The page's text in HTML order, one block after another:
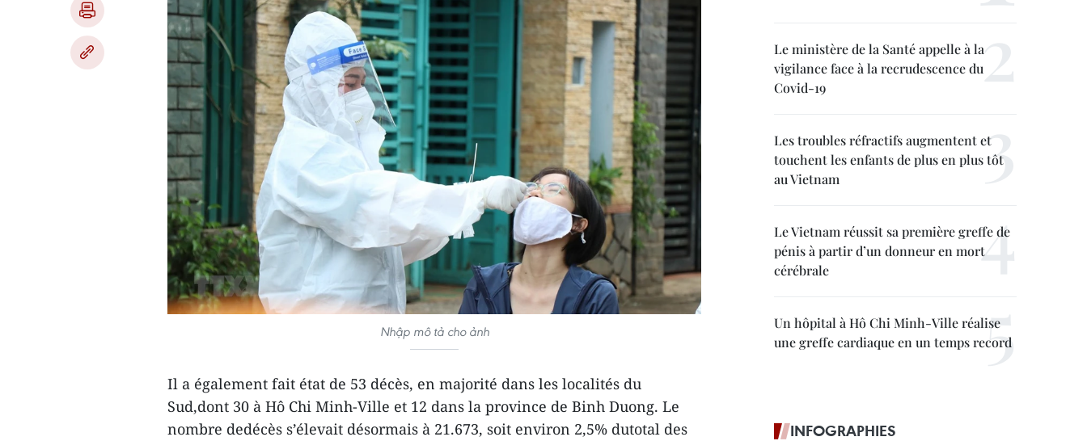
Nhập mô tả cho ảnh
Il a également fait état de 53 décès, en majorité dans les localités du
Sud,dont 30 à Hô Chi Minh-Ville et 12 dans la province de Binh Duong. Le
nombre dedécès s’élevait désormais à 21.673, soit environ 2,5% dutotal des
Le ministère de la Santé appelle à la
vigilance face à la recrudescence du
Covid-19
Les troubles réfractifs augmentent et
touchent les enfants de plus en plus tôt
au Vietnam
Le Vietnam réussit sa première greffe de
pénis à partir d’un donneur en mort
cérébrale
Un hôpital à Hô Chi Minh-Ville réalise
une greffe cardiaque en un temps record
INFOGRAPHIES